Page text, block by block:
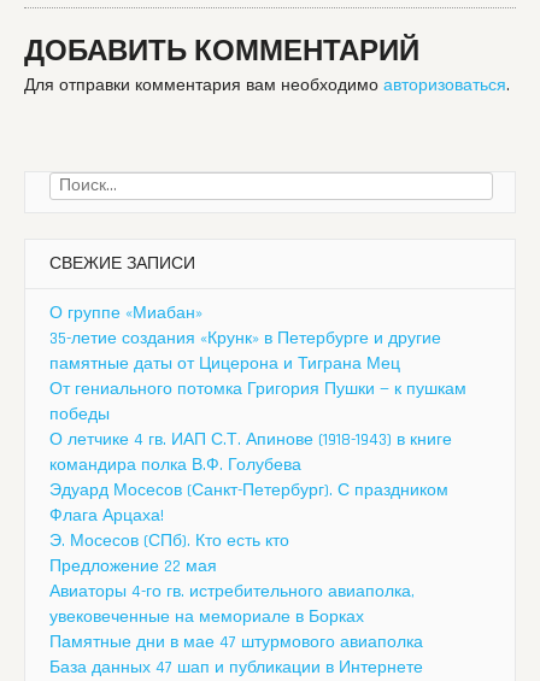
ДОБАВИТЬ КОММЕНТАРИЙ
Для отправки комментария вам необходимо авторизоваться.
Найти:
СВЕЖИЕ ЗАПИСИ
О группе «Миабан»
35-летие создания «Крунк» в Петербурге и другие
памятные даты от Цицерона и Тиграна Мец
От гениального потомка Григория Пушки — к пушкам
победы
О летчике 4 гв. ИАП С.Т. Апинове (1918-1943) в книге
командира полка В.Ф. Голубева
Эдуард Мосесов (Санкт-Петербург). С праздником
Флага Арцаха!
Э. Мосесов (СПб). Кто есть кто
Предложение 22 мая
Авиаторы 4-го гв. истребительного авиаполка,
увековеченные на мемориале в Борках
Памятные дни в мае 47 штурмового авиаполка
База данных 47 шап и публикации в Интернете